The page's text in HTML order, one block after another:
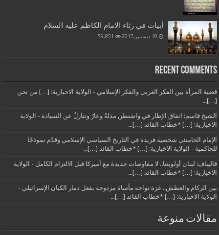
أبيات في رثاء الامام الكاظم عليه السلام
10 ديسمبر,2017 59,851
Recent Comments
قضية المرأة بين الفكر الغربي والفكر الإسلامي - الولاية الاخبارية: […] من نحن
[…]...
الشيخ قاسم: اتفاق الإطار في واشنطن مذلةٌ وعارٌ وتنازلٌ عن السيادة - الولاية
الاخبارية: […] *خطاب القائد […]...
الإمام الخامنئي شخصية فريدة في التاريخ السياسي الإسلامي وقدّم نموذجًا
للحاكمية - الولاية الاخبارية: […] *خطاب القائد […]...
قاليباف: لبنان أولويتنا.. لا مفاوضات جديدة مع أميركا قبل الالتزام الكامل - الولاية
الاخبارية: […] *خطاب القائد […]...
بين الركام والعطش.. غزة تواجه مأساة مزدوجة بفعل دمار الكيان الإسرائيلي -
الولاية الاخبارية: […] *خطاب القائد […]...
مقالات منوعة